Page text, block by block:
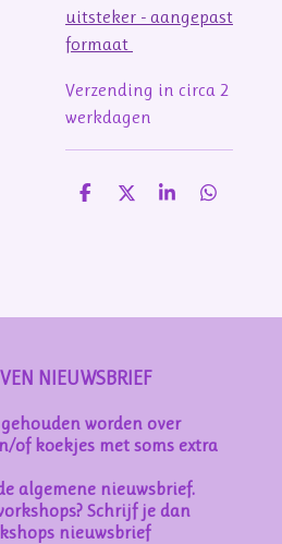
uitsteker - aangepast
formaat
Verzending in circa 2
werkdagen
D
D
S
D
NIEUWSBRIEF
worden over
of koekjes met soms extra
algemene nieuwsbrief.
Schrijf je dan
nieuwsbrief